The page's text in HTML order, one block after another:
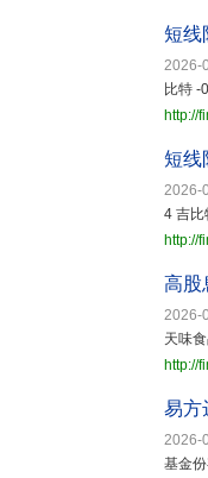
短线
2026-
比特 -
http://
短线
2026-
4 吉
http://
高股
2026-
天味
http://
易方
2026-
基金